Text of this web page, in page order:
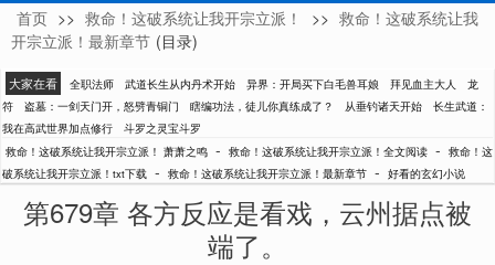
萧萧之鸣
首页 >> 救命！这破系统让我开宗立派！ >> 救命！这破系统让我
开宗立派！最新章节 (目录)
大家在看 全职法师 武道长生从内丹术开始 异界：开局买下白毛兽耳娘 拜见血主大人
龙
符
盗墓：一剑天门开，怒劈青铜门 瞎编功法，徒儿你真练成了？ 从垂钓诸天开始
长生武道：
我在高武世界加点修行
斗罗之灵宝斗罗
救命！这破系统让我开宗立派！ 萧萧之鸣 - 救命！这破系统让我开宗立派！全文阅读 - 救命！这
破系统让我开宗立派！txt下载 - 救命！这破系统让我开宗立派！最新章节 - 好看的玄幻小说
第679章 各方反应是看戏，云州据点被
端了。